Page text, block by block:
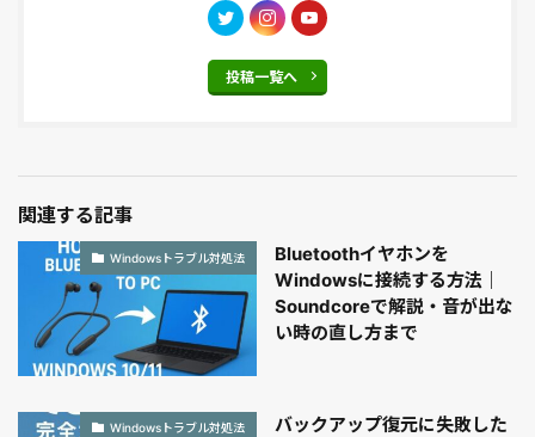
投稿一覧へ
関連する記事
Windowsトラブル対処法
Bluetoothイヤホンを
Windowsに接続する方法｜
Soundcoreで解説・音が出な
い時の直し方まで
Windowsトラブル対処法
バックアップ復元に失敗した